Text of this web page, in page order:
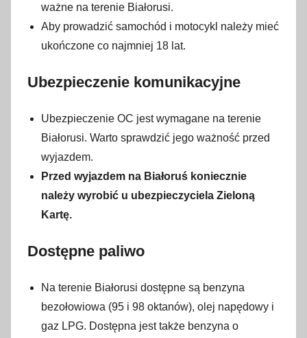
0
y
ważne na terenie Białorusi.
Aby prowadzić samochód i motocykl należy mieć
ukończone co najmniej 18 lat.
Ubezpieczenie komunikacyjne
Ubezpieczenie OC jest wymagane na terenie
Białorusi. Warto sprawdzić jego ważność przed
wyjazdem.
Przed wyjazdem na Białoruś koniecznie
należy wyrobić u ubezpieczyciela Zieloną
Kartę.
Dostępne paliwo
Na terenie Białorusi dostępne są benzyna
bezołowiowa (95 i 98 oktanów), olej napędowy i
gaz LPG. Dostępna jest także benzyna o